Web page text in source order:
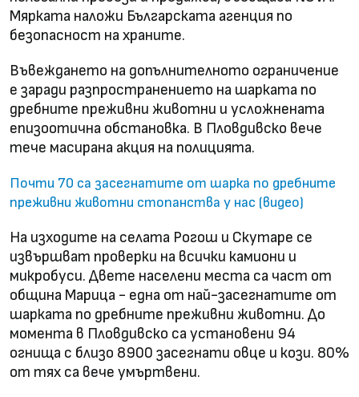
Мярката наложи Българската агенция по
безопасност на храните.
Въвеждането на допълнителното ограничение
е заради разпространението на шарката по
дребните преживни животни и усложнената
епизоотична обстановка. В Пловдивско вече
тече масирана акция на полицията.
Почти 70 са засегнатите от шарка по дребните
преживни животни стопанства у нас (видео)
На изходите на селата Рогош и Скутаре се
извършват проверки на всички камиони и
микробуси. Двете населени места са част от
община Марица - една от най-засегнатите от
шарката по дребните преживни животни. До
момента в Пловдивско са установени 94
огнища с близо 8900 засегнати овце и кози. 80%
от тях са вече умъртвени.